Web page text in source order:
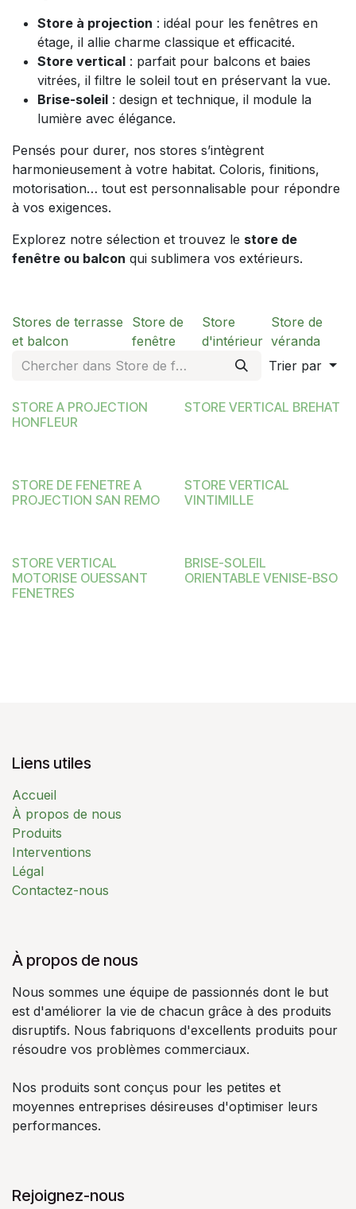
Store à projection : idéal pour les fenêtres en
étage, il allie charme classique et efficacité.
Store vertical : parfait pour balcons et baies
vitrées, il filtre le soleil tout en préservant la vue.
Brise-soleil : design et technique, il module la
lumière avec élégance.
Pensés pour durer, nos stores s’intègrent
harmonieusement à votre habitat. Coloris, finitions,
motorisation… tout est personnalisable pour répondre
à vos exigences.
Explorez notre sélection et trouvez le store de
fenêtre ou balcon qui sublimera vos extérieurs.
Stores de terrasse
et balcon
Store de
fenêtre
Store
d'intérieur
Store de
véranda
Trier par
STORE A PROJECTION
HONFLEUR
STORE VERTICAL BREHAT
STORE DE FENETRE A
PROJECTION SAN REMO
STORE VERTICAL
VINTIMILLE
STORE VERTICAL
MOTORISE OUESSANT
FENETRES
BRISE-SOLEIL
ORIENTABLE VENISE-BSO
Liens utiles
Accueil
À propos de nous
Produits
Interventions
Légal
Contactez-nous
À propos de nous
Nous sommes une équipe de passionnés dont le but
est d'améliorer la vie de chacun grâce à des produits
disruptifs. Nous fabriquons d'excellents produits pour
résoudre vos problèmes commerciaux.
Nos produits sont conçus pour les petites et
moyennes entreprises désireuses d'optimiser leurs
performances.
Rejoignez-nous